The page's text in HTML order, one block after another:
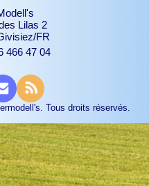
Lilas 2
FR
466 47 04
Tous droits réservés.